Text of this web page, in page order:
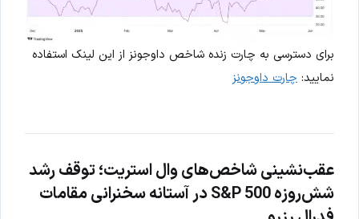
برای دسترسی به چارت زنده شاخص داوجونز از این لینک استفاده
نمایید: چارت داوجونز
عقب‌نشینی شاخص‌های وال استریت؛ توقف رشد
شش‌روزه S&P 500 در آستانه سخنرانی مقامات